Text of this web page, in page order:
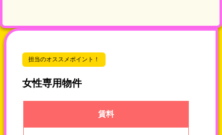
担当のオススメポイント！
女性専用物件
賃料